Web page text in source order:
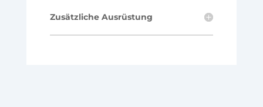
Zusätzliche Ausrüstung